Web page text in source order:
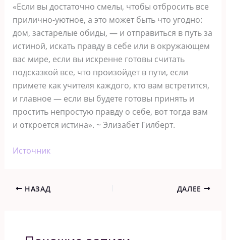
«Если вы достаточно смелы, чтобы отбросить все
прилично-уютное, а это может быть что угодно:
дом, застарелые обиды, — и отправиться в путь за
истиной, искать правду в себе или в окружающем
вас мире, если вы искренне готовы считать
подсказкой все, что произойдет в пути, если
примете как учителя каждого, кто вам встретится,
и главное — если вы будете готовы принять и
простить непростую правду о себе, вот тогда вам
и откроется истина». ~ Элизабет Гилберт.
Источник
НАЗАД ДАЛЕЕ